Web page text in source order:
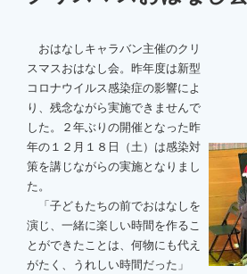
おはなしキャラバン主催のクリ
スマスおはなし会。昨年度は新型
コロナウイルス感染症の影響によ
り、残念ながら実施できませんで
した。２年ぶりの開催となった昨
年の１２月１８日（土）は感染対
策を講じながらの実施となりまし
た。
「子どもたちの前でおはなしを
演じ、一緒に楽しい時間を作るこ
とができたことは、何物にも代え
がたく、うれしい時間だった」